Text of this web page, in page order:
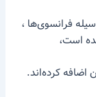
فرانسوی‌ها ،
است،
کرده‌اند.